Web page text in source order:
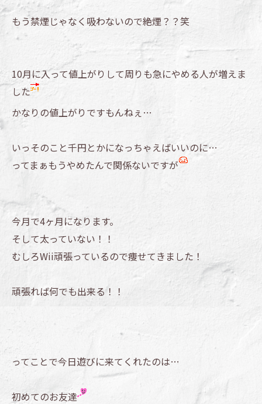
もう禁煙じゃなく吸わないので絶煙？？笑
10月に入って値上がりして周りも急にやめる人が増えま
した
かなりの値上がりですもんねぇ…
いっそのこと千円とかになっちゃえばいいのに…
ってまぁもうやめたんで関係ないですが
今月で4ヶ月になります。
そして太っていない！！
むしろWii頑張っているので痩せてきました！
頑張れば何でも出来る！！
ってことで今日遊びに来てくれたのは…
初めてのお友達